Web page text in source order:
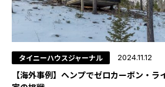
MAGAZINE
タイニーハウスジャーナル 2024.11.12
【海外事例】ヘンプでゼロカーボン・